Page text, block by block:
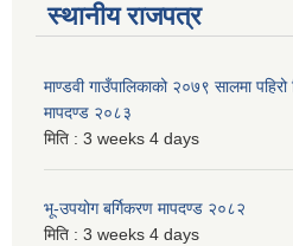
स्थानीय राजपत्र
माण्डवी गाउँपालिकाको २०७९ सालमा
मापदण्ड २०८३
मिति : 3 weeks 4 days
भू-उपयोग बर्गिकरण मापदण्ड २०८२
मिति : 3 weeks 4 days